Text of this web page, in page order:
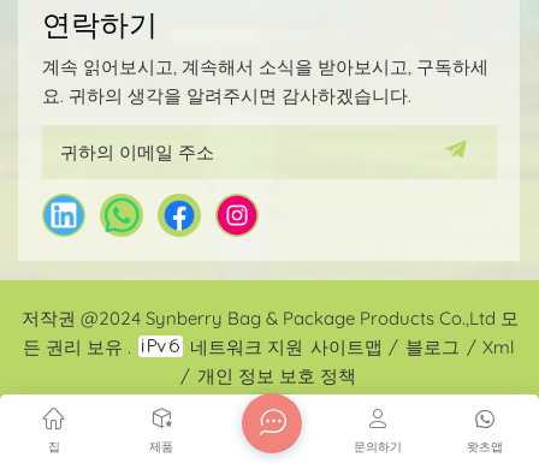
터 가방을 매우 적합한 선택으로 만듭니다. 100% 폴리에스
터로 만든 가방은 방수가 되나요?100% 폴리에스터 가방은
실제로 방수 기능만 갖추고 있어 일상적인 비로부터 물을
튕겨낼 수 있을 뿐, 완벽한 방수 기능은 아닙니다. 백팩의
집니다. 일반적으로 100% 폴리에스터 가방의 방수 등급은
IPX4로, 방수 기능을 갖추고 있지만 방수 요건(1m 수심에서
30분 동안 건조 상태를 유지)은 충족하지 못합니다. 폴리에
스터 가방은 오래갈까요?폴리에스터 가방은 일반적으로
매우 내구성이 뛰어납니다. 폴리에스터 자체는 뛰어난 내
리에스터 가방은 일반적인 환경에서 일반적으로 3~5년 동
안 사용할 수 있습니다. 가방에는 나일론과 폴리에스터 중
어느 것이 더 좋을까요?폴리에스터 가방과 나일론 가방을
비교했을 때, 두 소재 모두 각자의 장점을 가지고 있습니다.
폴리에스터의 장점은 앞서 언급했습니다. 방수성과 자외선
차단성 측면에서는 폴리에스터가 우위를 점합니다. 하지만
연락하기
계속 읽어보시고, 계속해서 소식을 받아보시고, 구독하세
요. 귀하의 생각을 알려주시면 감사하겠습니다.
저작권 @2024 Synberry Bag & Package Products Co.,Ltd 모
든 권리 보유 .
네트워크 지원 사이트맵 / 블로그 / Xml
/ 개인 정보 보호 정책
집 제품 왓츠앱
문의하기